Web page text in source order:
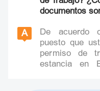
reserva y
documentos
Lugares de
visado para
Chaoyang:
1. Sala de
documentos
A
De acuerdo
puesto que
permiso de
estancia en